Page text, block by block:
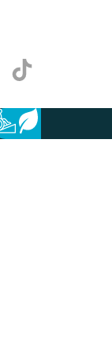
TikTok
Pieejamība
Ilgtspēja